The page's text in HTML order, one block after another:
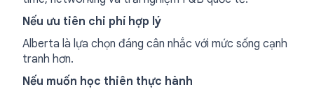
Nếu ưu tiên chi phí hợp lý
Alberta là lựa chọn đáng cân nhắc với mức sống cạnh
tranh hơn.
Nếu muốn học thiên thực hành